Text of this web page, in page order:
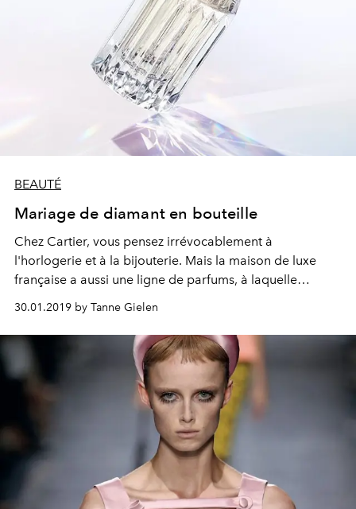
BEAUTÉ
Mariage de diamant en bouteille
Chez Cartier, vous pensez irrévocablement à
l'horlogerie et à la bijouterie. Mais la maison de luxe
française a aussi une ligne de parfums, à laquelle
récemment, une nouvelle variante a été ajoutée:
30.01.2019 by Tanne Gielen